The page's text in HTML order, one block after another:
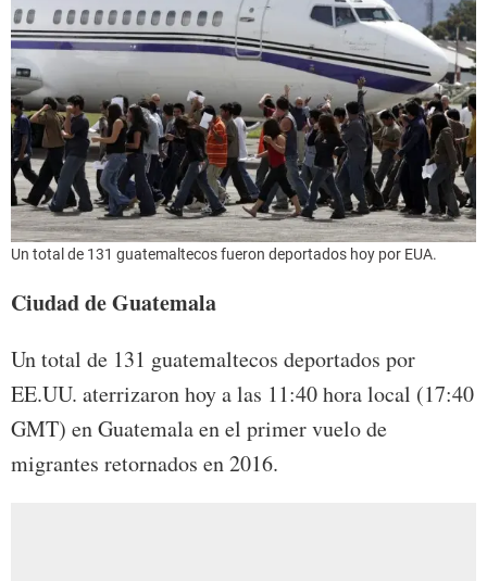
Un total de 131 guatemaltecos fueron deportados hoy por EUA.
Ciudad de Guatemala
Un total de 131 guatemaltecos deportados por
EE.UU. aterrizaron hoy a las 11:40 hora local (17:40
GMT) en Guatemala en el primer vuelo de
migrantes retornados en 2016.